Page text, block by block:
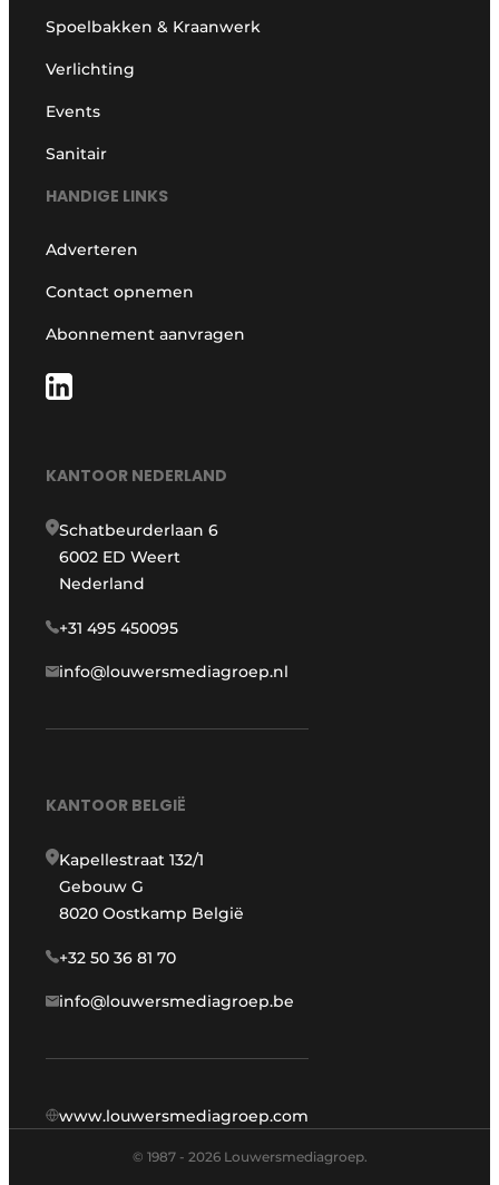
Spoelbakken & Kraanwerk
Verlichting
Events
Sanitair
HANDIGE LINKS
Adverteren
Contact opnemen
Abonnement aanvragen
KANTOOR NEDERLAND
Schatbeurderlaan 6
6002 ED Weert
Nederland
+31 495 450095
info@louwersmediagroep.nl
KANTOOR BELGIË
Kapellestraat 132/1
Gebouw G
8020 Oostkamp België
+32 50 36 81 70
info@louwersmediagroep.be
www.louwersmediagroep.com
© 1987 - 2026 Louwersmediagroep.